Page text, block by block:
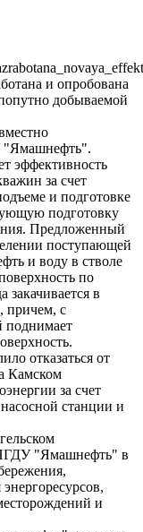
и опробована
добываемой
"Ямашнефть".
эффективность
за счет
и подготовке
подготовку
Предложенный
поступающей
и воду в стволе
по
закачивается в
причем, с
поднимает
отказаться от
Камском
за счет
станции и
"Ямашнефть" в
и